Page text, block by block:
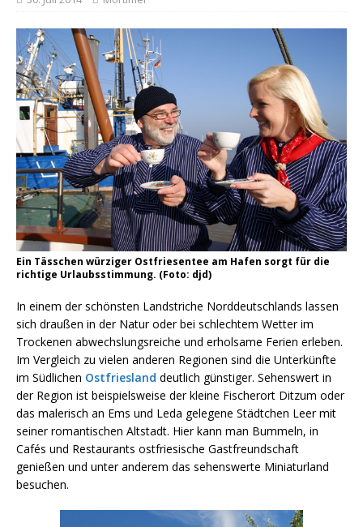
Ein Tässchen würziger Ostfriesentee am Hafen sorgt für die
richtige Urlaubsstimmung. (Foto: djd)
In einem der schönsten Landstriche Norddeutschlands lassen
sich draußen in der Natur oder bei schlechtem Wetter im
Trockenen abwechslungsreiche und erholsame Ferien erleben.
Im Vergleich zu vielen anderen Regionen sind die Unterkünfte
im Südlichen Ostfriesland deutlich günstiger. Sehenswert in
der Region ist beispielsweise der kleine Fischerort Ditzum oder
das malerisch an Ems und Leda gelegene Städtchen Leer mit
seiner romantischen Altstadt. Hier kann man Bummeln, in
Cafés und Restaurants ostfriesische Gastfreundschaft
genießen und unter anderem das sehenswerte Miniaturland
besuchen.